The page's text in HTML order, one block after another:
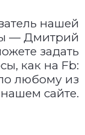
нашей
— Дмитрий
задать
как на Fb:
любому из
сайте.